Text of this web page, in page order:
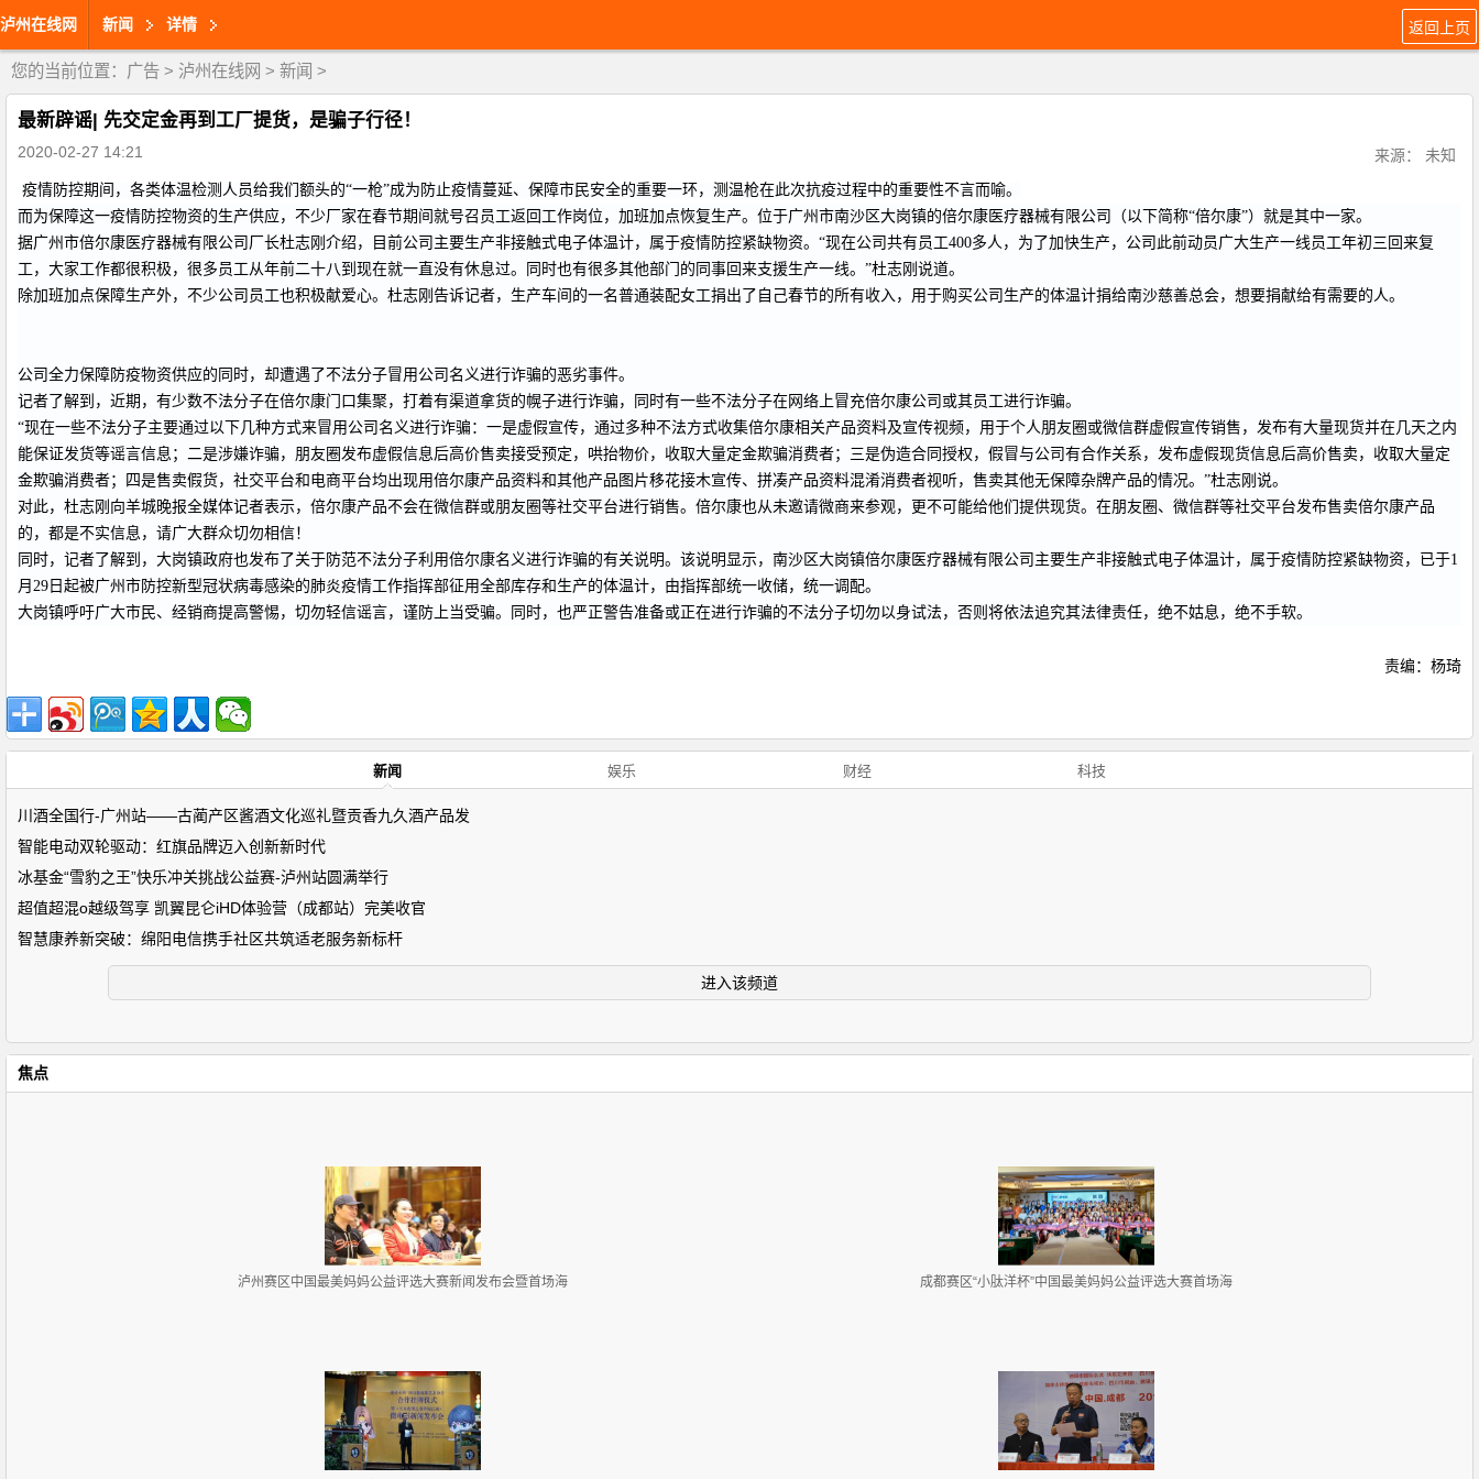
泸州在线网 新闻 详情 返回上页
您的当前位置： 广告 > 泸州在线网 > 新闻 >
最新辟谣| 先交定金再到工厂提货，是骗子行径！
2020-02-27 14:21 来源： 未知
疫情防控期间，各类体温检测人员给我们额头的“一枪”成为防止疫情蔓延、保障市民安全的重要一环，测温枪在此次抗疫过程中的重要性不言而喻。
而为保障这一疫情防控物资的生产供应，不少厂家在春节期间就号召员工返回工作岗位，加班加点恢复生产。位于广州市南沙区大岗镇的倍尔康医疗器械有限公司（以下简称“倍尔康”）就是其中一家。
据广州市倍尔康医疗器械有限公司厂长杜志刚介绍，目前公司主要生产非接触式电子体温计，属于疫情防控紧缺物资。“现在公司共有员工400多人，为了加快生产，公司此前动员广大生产一线员工年初三回来复
工，大家工作都很积极，很多员工从年前二十八到现在就一直没有休息过。同时也有很多其他部门的同事回来支援生产一线。”杜志刚说道。
除加班加点保障生产外，不少公司员工也积极献爱心。杜志刚告诉记者，生产车间的一名普通装配女工捐出了自己春节的所有收入，用于购买公司生产的体温计捐给南沙慈善总会，想要捐献给有需要的人。
公司全力保障防疫物资供应的同时，却遭遇了不法分子冒用公司名义进行诈骗的恶劣事件。
记者了解到，近期，有少数不法分子在倍尔康门口集聚，打着有渠道拿货的幌子进行诈骗，同时有一些不法分子在网络上冒充倍尔康公司或其员工进行诈骗。
“现在一些不法分子主要通过以下几种方式来冒用公司名义进行诈骗：一是虚假宣传，通过多种不法方式收集倍尔康相关产品资料及宣传视频，用于个人朋友圈或微信群虚假宣传销售，发布有大量现货并在几天之内
能保证发货等谣言信息；二是涉嫌诈骗，朋友圈发布虚假信息后高价售卖接受预定，哄抬物价，收取大量定金欺骗消费者；三是伪造合同授权，假冒与公司有合作关系，发布虚假现货信息后高价售卖，收取大量定
金欺骗消费者；四是售卖假货，社交平台和电商平台均出现用倍尔康产品资料和其他产品图片移花接木宣传、拼凑产品资料混淆消费者视听，售卖其他无保障杂牌产品的情况。”杜志刚说。
对此，杜志刚向羊城晚报全媒体记者表示，倍尔康产品不会在微信群或朋友圈等社交平台进行销售。倍尔康也从未邀请微商来参观，更不可能给他们提供现货。在朋友圈、微信群等社交平台发布售卖倍尔康产品
的，都是不实信息，请广大群众切勿相信！
同时，记者了解到，大岗镇政府也发布了关于防范不法分子利用倍尔康名义进行诈骗的有关说明。该说明显示，南沙区大岗镇倍尔康医疗器械有限公司主要生产非接触式电子体温计，属于疫情防控紧缺物资，已于1
月29日起被广州市防控新型冠状病毒感染的肺炎疫情工作指挥部征用全部库存和生产的体温计，由指挥部统一收储，统一调配。
大岗镇呼吁广大市民、经销商提高警惕，切勿轻信谣言，谨防上当受骗。同时，也严正警告准备或正在进行诈骗的不法分子切勿以身试法，否则将依法追究其法律责任，绝不姑息，绝不手软。
责编：杨琦
新闻 娱乐 财经 科技
川酒全国行-广州站——古蔺产区酱酒文化巡礼暨贡香九久酒产品发
智能电动双轮驱动：红旗品牌迈入创新新时代
冰基金“雪豹之王”快乐冲关挑战公益赛-泸州站圆满举行
超值超混o越级驾享 凯翼昆仑iHD体验营（成都站）完美收官
智慧康养新突破：绵阳电信携手社区共筑适老服务新标杆
进入该频道
焦点
泸州赛区中国最美妈妈公益评选大赛新闻发布会暨首场海 成都赛区“小肽洋杯”中国最美妈妈公益评选大赛首场海